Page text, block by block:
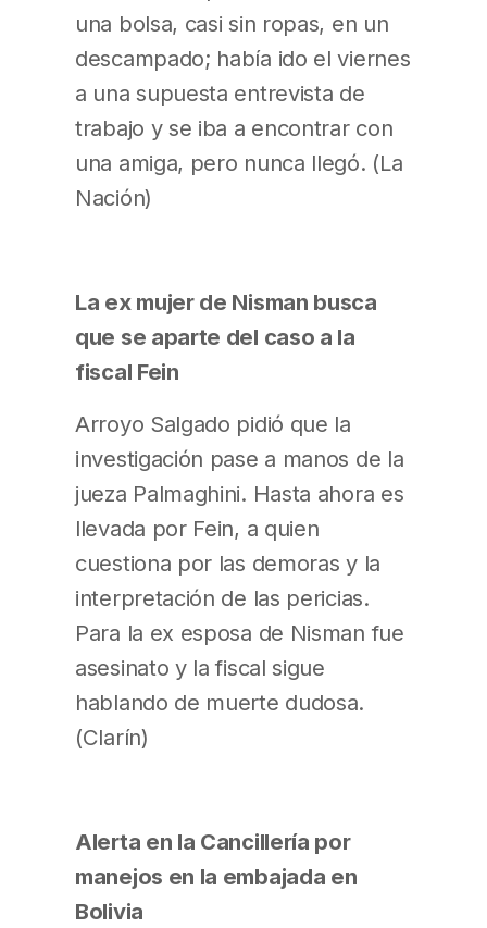
una bolsa, casi sin ropas, en un
descampado; había ido el viernes
a una supuesta entrevista de
trabajo y se iba a encontrar con
una amiga, pero nunca llegó. (La
Nación)
La ex mujer de Nisman busca
que se aparte del caso a la
fiscal Fein
Arroyo Salgado pidió que la
investigación pase a manos de la
jueza Palmaghini. Hasta ahora es
llevada por Fein, a quien
cuestiona por las demoras y la
interpretación de las pericias.
Para la ex esposa de Nisman fue
asesinato y la fiscal sigue
hablando de muerte dudosa.
(Clarín)
Alerta en la Cancillería por
manejos en la embajada en
Bolivia